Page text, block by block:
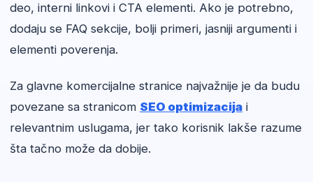
deo, interni linkovi i CTA elementi. Ako je potrebno,
dodaju se FAQ sekcije, bolji primeri, jasniji argumenti i
elementi poverenja.
Za glavne komercijalne stranice najvažnije je da budu
povezane sa stranicom SEO optimizacija i
relevantnim uslugama, jer tako korisnik lakše razume
šta tačno može da dobije.